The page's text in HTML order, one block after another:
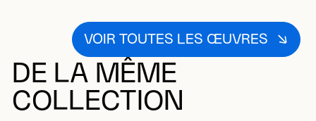
VOIR TOUTES LES ŒUVRES
DE LA MÊME
COLLECTION